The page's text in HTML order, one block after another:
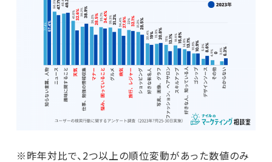
※昨年対比で、2つ以上の順位変動があった数値のみ